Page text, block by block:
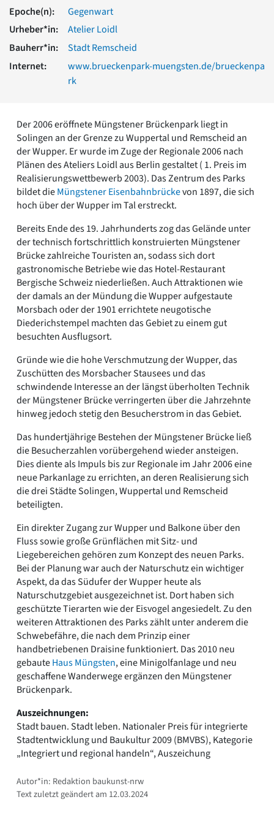
Romanik
Vorromanik
Römische Antike
Über uns
Über baukunst-nrw
Fachbeirat
Impressum
Datenschutz
Suchbegriff eingeben
Epoche(n):
Gegenwart
Urheber*in:
Atelier Loidl
Bauherr*in:
Stadt Remscheid
Internet:
www.brueckenpark-muengsten.de/brueckenpa
rk
Der 2006 eröffnete Müngstener Brückenpark liegt in
Solingen an der Grenze zu Wuppertal und Remscheid an
der Wupper. Er wurde im Zuge der Regionale 2006 nach
Plänen des Ateliers Loidl aus Berlin gestaltet ( 1. Preis im
Realisierungswettbewerb 2003). Das Zentrum des Parks
bildet dieMüngstener Eisenbahnbrückevon 1897, die sich
hoch über der Wupper im Tal erstreckt.
Bereits Ende des 19. Jahrhunderts zog das Gelände unter
der technisch fortschrittlich konstruierten Müngstener
Brücke zahlreiche Touristen an, sodass sich dort
gastronomische Betriebe wie das Hotel-Restaurant
Bergische Schweiz niederließen. Auch Attraktionen wie
der damals an der Mündung die Wupper aufgestaute
Morsbach oder der 1901 errichtete neugotische
Diederichstempel machten das Gebiet zu einem gut
besuchten Ausflugsort.
Gründe wie die hohe Verschmutzung der Wupper, das
Zuschütten des Morsbacher Stausees und das
schwindende Interesse an der längst überholten Technik
der Müngstener Brücke verringerten über die Jahrzehnte
hinweg jedoch stetig den Besucherstrom in das Gebiet.
Das hundertjährige Bestehen der Müngstener Brücke ließ
die Besucherzahlen vorübergehend wieder ansteigen.
Dies diente als Impuls bis zur Regionale im Jahr 2006 eine
neue Parkanlage zu errichten, an deren Realisierung sich
die drei Städte Solingen, Wuppertal und Remscheid
beteiligten.
Ein direkter Zugang zur Wupper und Balkone über den
Fluss sowie große Grünflächen mit Sitz- und
Liegebereichen gehören zum Konzept des neuen Parks.
Bei der Planung war auch der Naturschutz ein wichtiger
Aspekt, da das Südufer der Wupper heute als
Naturschutzgebiet ausgezeichnet ist. Dort haben sich
geschützte Tierarten wie der Eisvogel angesiedelt. Zu den
weiteren Attraktionen des Parks zählt unter anderem die
Schwebefähre, die nach dem Prinzip einer
handbetriebenen Draisine funktioniert. Das 2010 neu
gebauteHaus Müngsten, eine Minigolfanlage und neu
geschaffene Wanderwege ergänzen den Müngstener
Brückenpark.
Auszeichnungen:
Stadt bauen. Stadt leben. Nationaler Preis für integrierte
Stadtentwicklung und Baukultur 2009 (BMVBS), Kategorie
„Integriert und regional handeln“, Auszeichung
Autor*in: Redaktion baukunst-nrw
Text zuletzt geändert am 12.03.2024